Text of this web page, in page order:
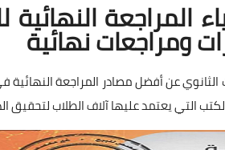
النهائية
التي يعتمد عليها آلاف الطلاب لتحقيق